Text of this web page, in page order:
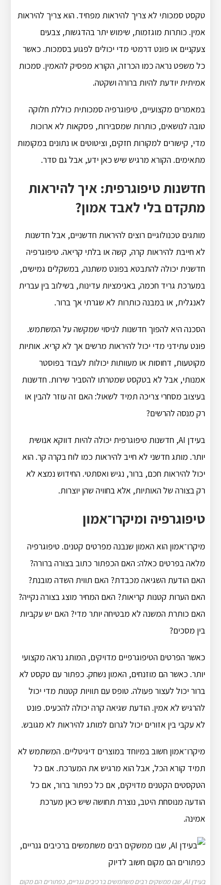
טקסט סמכותי לא צריך להיראות מפחיד. הוא צריך להיראות
אמין. כותרות מוגזמות, שימוש יתר בהדגשות, צבעים
צעקניים או פונט דרמטי מדי יכולים לפגוע בסמכות. כאשר
כל משפט נראה כמו הכרזה, הקורא מפסיק להאמין. סמכות
אמיתית יודעת להיות ברורה ושקטה.
במאמרים מקצועיים, טיפוגרפיה סמכותית כוללת חלוקה
טובה לנושאים, כותרות שמסבירות, פסקאות לא ארוכות
מדי, קישורים למקורות חזקים, וציטוטים או נתונים במקומות
מתאימים. הקורא מרגיש שיש כאן ידע, אבל גם סדר.
חדשנות טיפוגרפית: איך להיראות
מתקדם בלי לאבד אמון?
מותגים טכנולוגיים רוצים להיראות חדשניים, אבל חדשנות
לא חייבת להיראות קרה, קשה או בלתי קריאה. טיפוגרפיה
חדשנית יכולה להתבטא בפונט משתנה, במשקלים גמישים,
במערכת גריד חכמה, באנימציות עדינות, בשילוב בין עברית
לאנגלית, או במבנה כותרות לא שגרתי אך ברור.
הסכנה היא להפוך חדשנות לניסוי שמקשה על המשתמש.
פונט עתידני מדי יכול להיראות מרשים אך לא קריא. אותיות
מקוטעות, דחוסות או מעוותות יכולות לעבוד בפוסטר
אמנותי, אבל לא בטקסט שמטרתו להסביר שירות. חדשנות
בעיצוב מסחרי צריכה תמיד לשאול: האם זה עוזר להבין או
רק מנסה להרשים?
בעידן AI, חדשנות טיפוגרפית יכולה להיות דווקא אנושית
יותר. מותג חדשני לא חייב להיראות כמו לוח בקרה קר. הוא
יכול להיראות חכם, ברור, נגיש ואסתטי. החידוש נמצא לא
רק בצורה של האותיות, אלא בחוויה שהן יוצרות.
טיפוגרפיה ומיקרו־אמון
מיקרו־אמון הוא האמון שנבנה מפרטים קטנים. טיפוגרפיה
מלאה בפרטים כאלה: האם הכפתור כתוב בצורה ברורה?
האם הודעת השגיאה מכבדת? האם תווית השדה מובנת?
האם הערות קטנות קריאות? האם המחיר מוצג בצורה נקייה?
האם כותרת המשנה לא מבטיחה יותר מדי? האם יש עקביות
בין מסכים?
כאשר הפרטים הטיפוגרפיים מדויקים, המותג נראה מקצועי
יותר. כאשר הם מוזנחים, האמון נשחק. כפתור עם טקסט לא
ברור יכול לעצור פעולה. טופס עם תוויות קטנות מדי יכול
להרגיש לא אמין. הודעת שגיאה קרה יכולה להכעיס. פונט
לא עקבי בין אזורים יכול לגרום למותג להיראות לא מגובש.
מיקרו־אמון חשוב במיוחד במוצרים דיגיטליים. המשתמש לא
תמיד קורא הכל, אבל הוא מרגיש את המערכת. אם כל
הטקסטים הקטנים מדויקים, אם כל כפתור ברור, אם כל
הודעה מנוסחת היטב, נוצרת תחושה שיש כאן מערכת
אמינה.
בעידן AI, שבו ממשקים רבים משתמשים ברכיבים גנריים, כפתורים הם מקום